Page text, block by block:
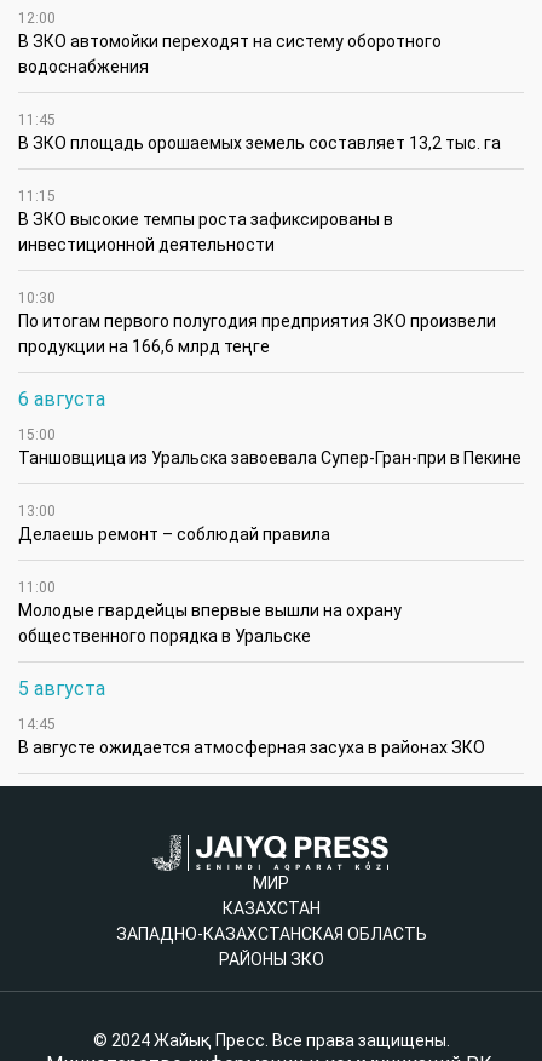
12:00
В ЗКО автомойки переходят на систему оборотного
водоснабжения
11:45
В ЗКО площадь орошаемых земель составляет 13,2 тыс. га
11:15
В ЗКО высокие темпы роста зафиксированы в
инвестиционной деятельности
10:30
По итогам первого полугодия предприятия ЗКО произвели
продукции на 166,6 млрд теңге
6 августа
15:00
Таншовщица из Уральска завоевала Супер-Гран-при в Пекине
13:00
Делаешь ремонт – соблюдай правила
11:00
Молодые гвардейцы впервые вышли на охрану
общественного порядка в Уральске
5 августа
14:45
В августе ожидается атмосферная засуха в районах ЗКО
МИР
КАЗАХСТАН
ЗАПАДНО-КАЗАХСТАНСКАЯ ОБЛАСТЬ
РАЙОНЫ ЗКО
© 2024 Жайық Пресс. Все права защищены.